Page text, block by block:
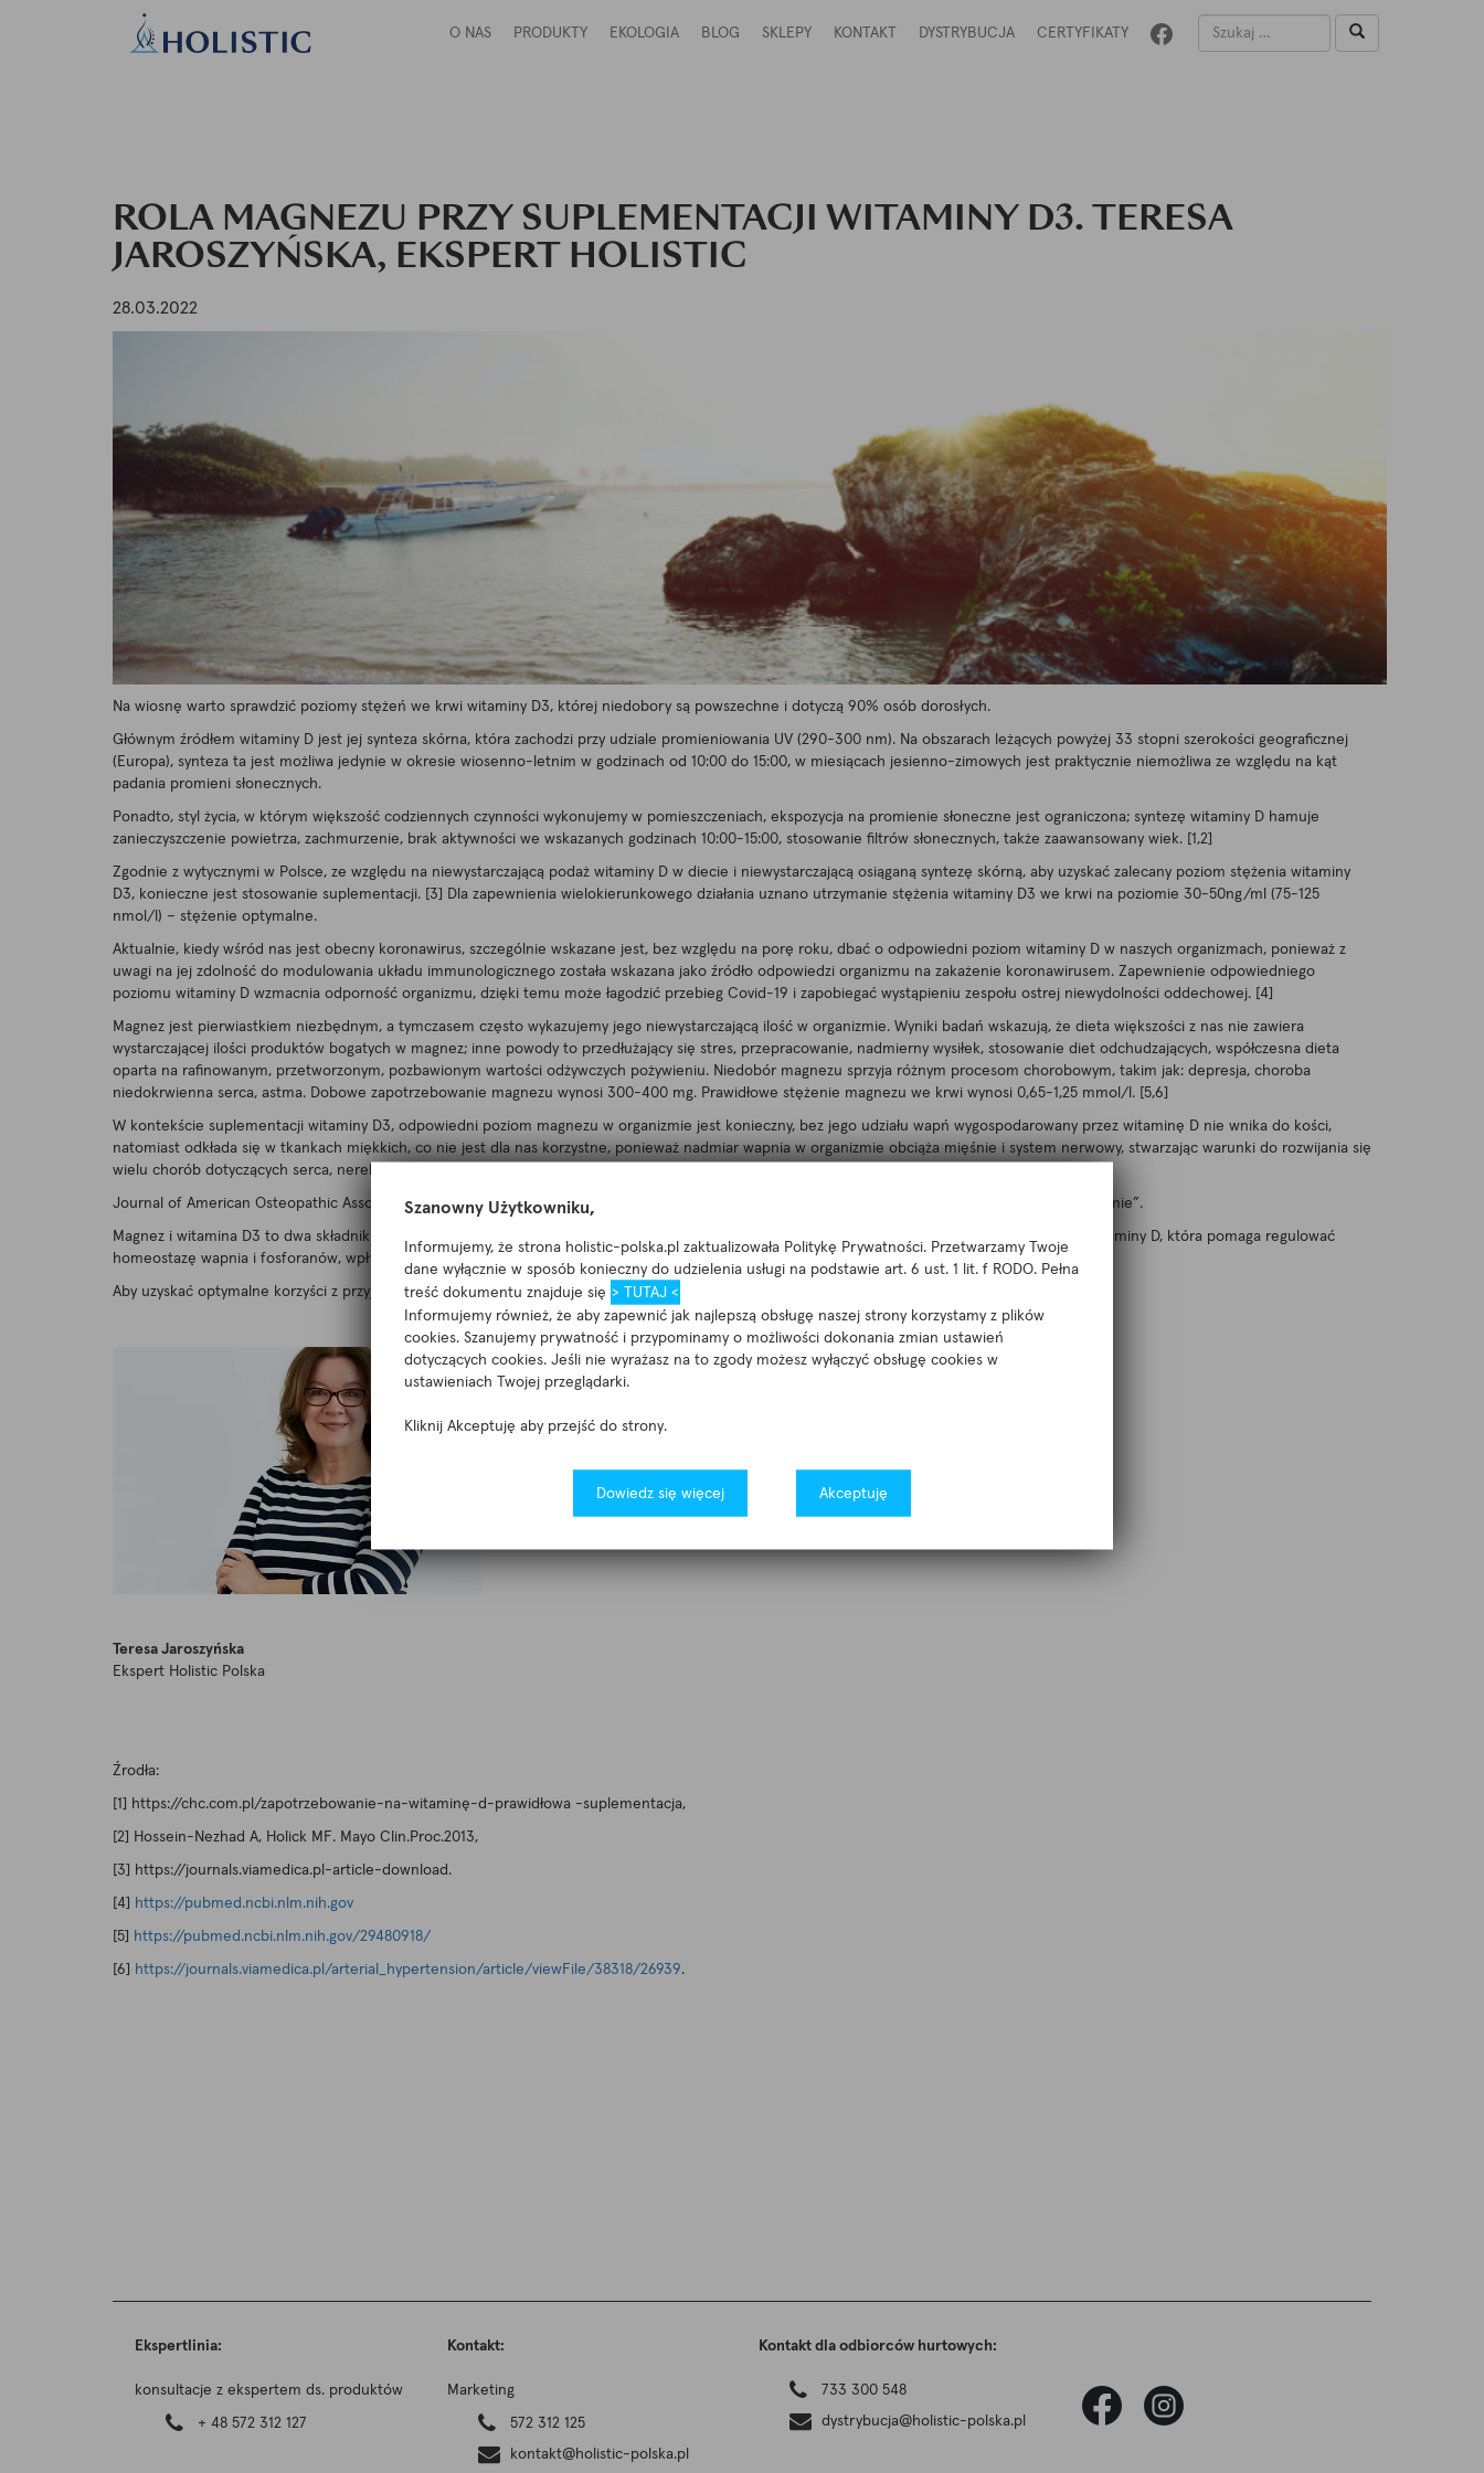
O NAS PRODUKTY EKOLOGIA BLOG SKLEPY KONTAKT DYSTRYBUCJA CERTYFIKATY
Szanowny Użytkowniku,
Informujemy, że strona holistic-polska.pl zaktualizowała Politykę Prywatności. Przetwarzamy Twoje
dane wyłącznie w sposób konieczny do udzielenia usługi na podstawie art. 6 ust. 1 lit. f RODO. Pełna
treść dokumentu znajduje się > TUTAJ <
Informujemy również, że aby zapewnić jak najlepszą obsługę naszej strony korzystamy z plików
cookies. Szanujemy prywatność i przypominamy o możliwości dokonania zmian ustawień
dotyczących cookies. Jeśli nie wyrażasz na to zgody możesz wyłączyć obsługę cookies w
ustawieniach Twojej przeglądarki.
Kliknij Akceptuję aby przejść do strony.
Dowiedz się więcej Akceptuję
ROLA MAGNEZU PRZY SUPLEMENTACJI WITAMINY D3. TERESA
JAROSZYŃSKA, EKSPERT HOLISTIC
28.03.2022
Na wiosnę warto sprawdzić poziomy stężeń we krwi witaminy D3, której niedobory są powszechne i dotyczą 90% osób dorosłych.
Głównym źródłem witaminy D jest jej synteza skórna, która zachodzi przy udziale promieniowania UV (290-300 nm). Na obszarach leżących powyżej 33 stopni szerokości geograficznej
(Europa), synteza ta jest możliwa jedynie w okresie wiosenno-letnim w godzinach od 10:00 do 15:00, w miesiącach jesienno-zimowych jest praktycznie niemożliwa ze względu na kąt
padania promieni słonecznych.
Ponadto, styl życia, w którym większość codziennych czynności wykonujemy w pomieszczeniach, ekspozycja na promienie słoneczne jest ograniczona; syntezę witaminy D hamuje
zanieczyszczenie powietrza, zachmurzenie, brak aktywności we wskazanych godzinach 10:00-15:00, stosowanie filtrów słonecznych, także zaawansowany wiek. [1,2]
Zgodnie z wytycznymi w Polsce, ze względu na niewystarczającą podaż witaminy D w diecie i niewystarczającą osiąganą syntezę skórną, aby uzyskać zalecany poziom stężenia witaminy
D3, konieczne jest stosowanie suplementacji. [3] Dla zapewnienia wielokierunkowego działania uznano utrzymanie stężenia witaminy D3 we krwi na poziomie 30-50ng/ml (75-125
nmol/l) – stężenie optymalne.
Aktualnie, kiedy wśród nas jest obecny koronawirus, szczególnie wskazane jest, bez względu na porę roku, dbać o odpowiedni poziom witaminy D w naszych organizmach, ponieważ z
uwagi na jej zdolność do modulowania układu immunologicznego została wskazana jako źródło odpowiedzi organizmu na zakażenie koronawirusem. Zapewnienie odpowiedniego
poziomu witaminy D wzmacnia odporność organizmu, dzięki temu może łagodzić przebieg Covid-19 i zapobiegać wystąpieniu zespołu ostrej niewydolności oddechowej. [4]
Magnez jest pierwiastkiem niezbędnym, a tymczasem często wykazujemy jego niewystarczającą ilość w organizmie. Wyniki badań wskazują, że dieta większości z nas nie zawiera
wystarczającej ilości produktów bogatych w magnez; inne powody to przedłużający się stres, przepracowanie, nadmierny wysiłek, stosowanie diet odchudzających, współczesna dieta
oparta na rafinowanym, przetworzonym, pozbawionym wartości odżywczych pożywieniu. Niedobór magnezu sprzyja różnym procesom chorobowym, takim jak: depresja, choroba
niedokrwienna serca, astma. Dobowe zapotrzebowanie magnezu wynosi 300-400 mg. Prawidłowe stężenie magnezu we krwi wynosi 0,65-1,25 mmol/l. [5,6]
W kontekście suplementacji witaminy D3, odpowiedni poziom magnezu w organizmie jest konieczny, bez jego udziału wapń wygospodarowany przez witaminę D nie wnika do kości,
natomiast odkłada się w tkankach miękkich, co nie jest dla nas korzystne, ponieważ nadmiar wapnia w organizmie obciąża mięśnie i system nerwowy, stwarzając warunki do rozwijania się
wielu chorób dotyczących serca, nerek, kości, mózgu i układu naczyniowego.
Journal of American Osteopathic Association – „ nie ma możliwości metabolizowania witaminy D bez wystarczającego poziomu magnezu w organizmie”.
Magnez i witamina D3 to dwa składniki niezbędne do fizjologicznych funkcji różnych narządów naszego organizmu. Magnez pomaga w aktywacji witaminy D, która pomaga regulować
homeostazę wapnia i fosforanów, wpływając na wzrost i mineralizację kości.
Aby uzyskać optymalne korzyści z przyjmowania witaminy D, należy spożywać odpowiednią ilość magnezu. [5]
Teresa Jaroszyńska
Ekspert Holistic Polska
Źrodła:
[1] https://chc.com.pl/zapotrzebowanie-na-witaminę-d-prawidłowa -suplementacja,
[2] Hossein-Nezhad A, Holick MF. Mayo Clin.Proc.2013,
[3] https://journals.viamedica.pl-article-download.
[4] https://pubmed.ncbi.nlm.nih.gov
[5] https://pubmed.ncbi.nlm.nih.gov/29480918/
[6] https://journals.viamedica.pl/arterial_hypertension/article/viewFile/38318/26939.
Ekspertlinia:
konsultacje z ekspertem ds. produktów
+ 48 572 312 127
Kontakt:
Marketing
572 312 125
kontakt@holistic-polska.pl
Kontakt dla odbiorców hurtowych:
733 300 548
dystrybucja@holistic-polska.pl